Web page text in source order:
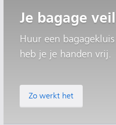
Je bagage
Huur een
heb je je handen vrij.
Zo werkt het